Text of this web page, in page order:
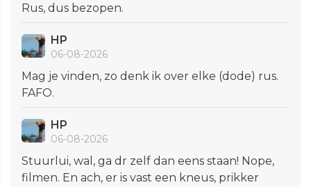
Rus, dus bezopen.
HP
06-08-2026
Mag je vinden, zo denk ik over elke (dode) rus.
FAFO.
HP
06-08-2026
Stuurlui, wal, ga dr zelf dan eens staan! Nope,
filmen. En ach, er is vast een kneus, prikker